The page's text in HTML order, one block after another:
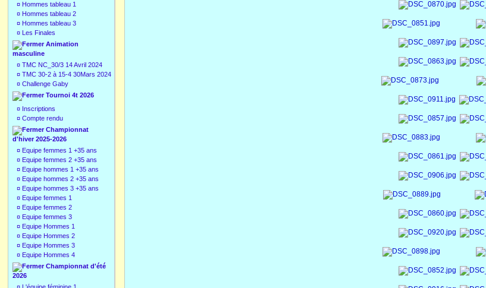
¤ Hommes tableau 1
¤ Hommes tableau 2
¤ Hommes tableau 3
¤ Les Finales
Animation
masculine
¤ TMC NC_30/3 14 Avril 2024
¤ TMC 30-2 à 15-4 30Mars 2024
¤ Challenge Gaby
Tournoi 4t 2026
¤ Inscriptions
¤ Compte rendu
Championnat
d'hiver 2025-2026
¤ Equipe femmes 1 +35 ans
¤ Equipe femmes 2 +35 ans
¤ Equipe hommes 1 +35 ans
¤ Equipe hommes 2 +35 ans
¤ Equipe hommes 3 +35 ans
¤ Equipe femmes 1
¤ Equipe femmes 2
¤ Equipe femmes 3
¤ Equipe Hommes 1
¤ Equipe Hommes 2
¤ Equipe Hommes 3
¤ Equipe Hommes 4
Championnat d'été
2026